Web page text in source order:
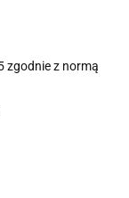
zgodnie z normą